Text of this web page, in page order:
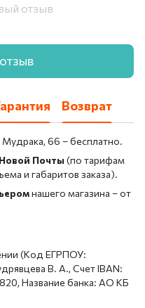
отзыв
Возврат
Мудрака, 66 – бесплатно.
Почты(по тарифам
и габаритов заказа).
нашего магазина – от
(Код ЕГРПОУ:
В. А., Счет IBAN:
Название банка: АО КБ